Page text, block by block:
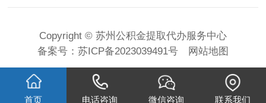
Copyright © 苏州公积金提取代办服务中心
备案号： 苏ICP备2023039491号 网站地图
首页 电话咨询 微信咨询 联系我们